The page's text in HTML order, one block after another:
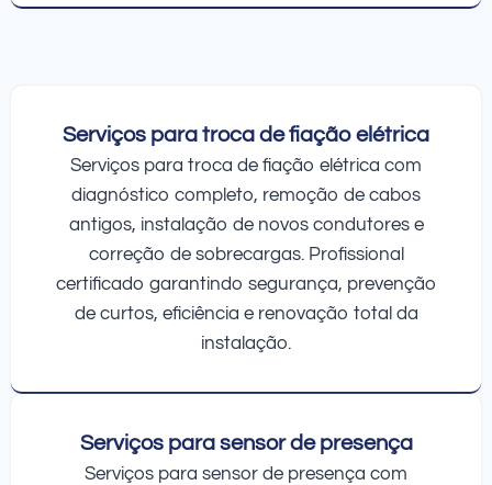
Serviços para troca de fiação elétrica
Serviços para troca de fiação elétrica com
diagnóstico completo, remoção de cabos
antigos, instalação de novos condutores e
correção de sobrecargas. Profissional
certificado garantindo segurança, prevenção
de curtos, eficiência e renovação total da
instalação.
Serviços para sensor de presença
Serviços para sensor de presença com